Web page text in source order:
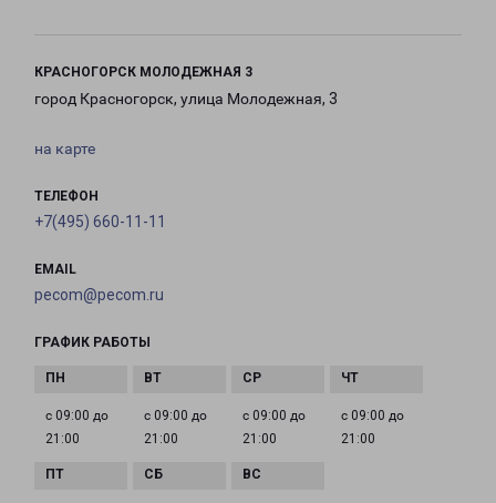
КРАСНОГОРСК МОЛОДЕЖНАЯ 3
город Красногорск, улица Молодежная, 3
на карте
ТЕЛЕФОН
+7(495) 660-11-11
EMAIL
pecom@pecom.ru
ГРАФИК РАБОТЫ
с 09:00 до
21:00
с 09:00 до
21:00
с 09:00 до
21:00
с 09:00 до
21:00